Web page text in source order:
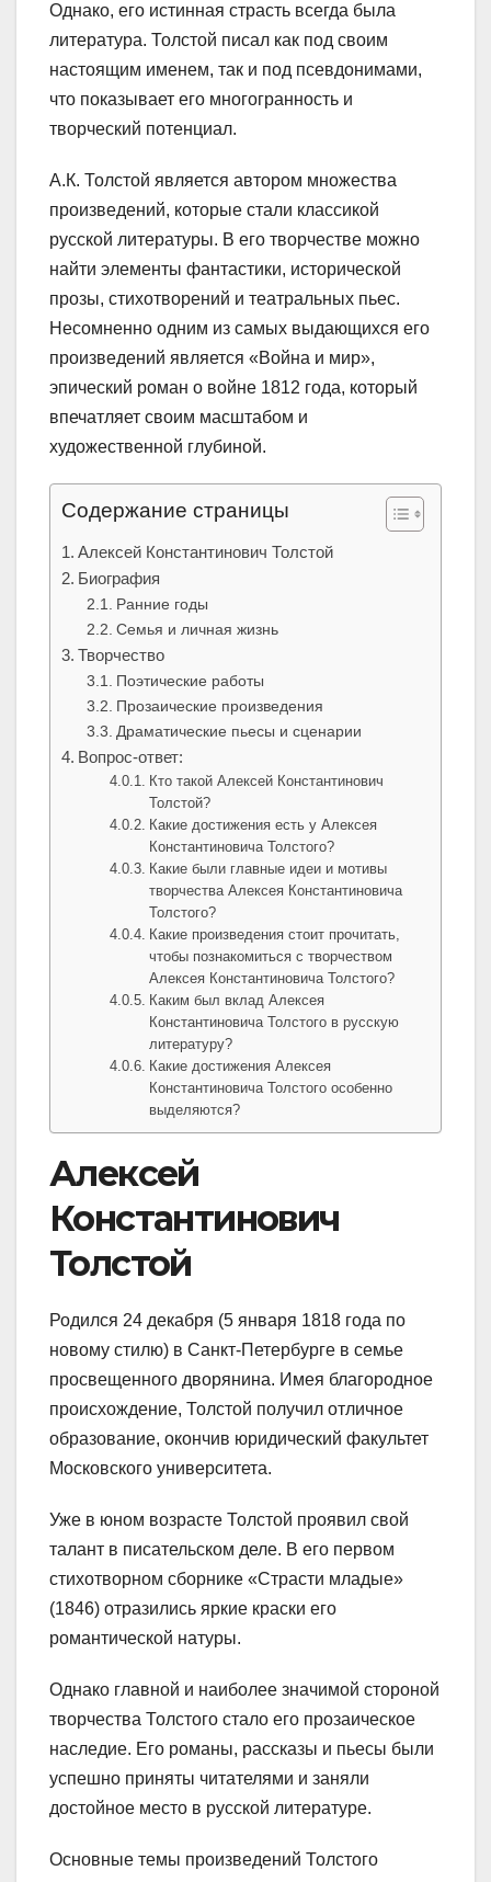
Однако, его истинная страсть всегда была
литература. Толстой писал как под своим
настоящим именем, так и под псевдонимами,
что показывает его многогранность и
творческий потенциал.
А.К. Толстой является автором множества
произведений, которые стали классикой
русской литературы. В его творчестве можно
найти элементы фантастики, исторической
прозы, стихотворений и театральных пьес.
Несомненно одним из самых выдающихся его
произведений является «Война и мир»,
эпический роман о войне 1812 года, который
впечатляет своим масштабом и
художественной глубиной.
Содержание страницы
Алексей Константинович Толстой
Биография
Ранние годы
Семья и личная жизнь
Творчество
Поэтические работы
Прозаические произведения
Драматические пьесы и сценарии
Вопрос-ответ:
Кто такой Алексей Константинович
Толстой?
Какие достижения есть у Алексея
Константиновича Толстого?
Какие были главные идеи и мотивы
творчества Алексея Константиновича
Толстого?
Какие произведения стоит прочитать,
чтобы познакомиться с творчеством
Алексея Константиновича Толстого?
Каким был вклад Алексея
Константиновича Толстого в русскую
литературу?
Какие достижения Алексея
Константиновича Толстого особенно
выделяются?
Алексей
Константинович
Толстой
Родился 24 декабря (5 января 1818 года по
новому стилю) в Санкт-Петербурге в семье
просвещенного дворянина. Имея благородное
происхождение, Толстой получил отличное
образование, окончив юридический факультет
Московского университета.
Уже в юном возрасте Толстой проявил свой
талант в писательском деле. В его первом
стихотворном сборнике «Страсти младые»
(1846) отразились яркие краски его
романтической натуры.
Однако главной и наиболее значимой стороной
творчества Толстого стало его прозаическое
наследие. Его романы, рассказы и пьесы были
успешно приняты читателями и заняли
достойное место в русской литературе.
Основные темы произведений Толстого